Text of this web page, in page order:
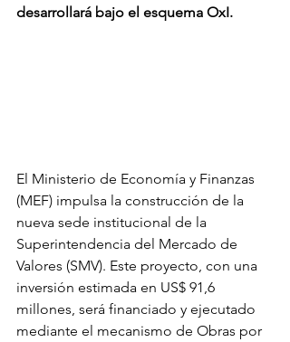
desarrollará bajo el esquema OxI.
El Ministerio de Economía y Finanzas
(MEF) impulsa la construcción de la
nueva sede institucional de la
Superintendencia del Mercado de
Valores (SMV). Este proyecto, con una
inversión estimada en US$ 91,6
millones, será financiado y ejecutado
mediante el mecanismo de Obras por